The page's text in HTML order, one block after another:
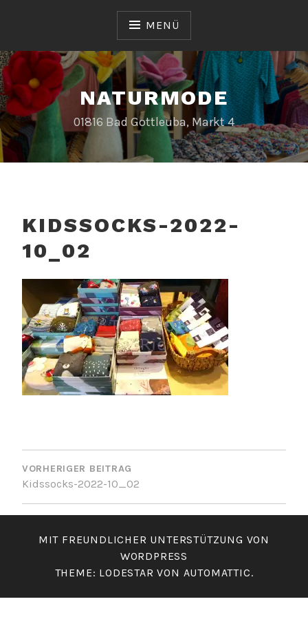
MENÜ
NATURMODE
01816 Bad Gottleuba, Markt 4
KIDSSOCKS-2022-
10_02
BEITRAGSNAVIGATION
VORHERIGER BEITRAG
Kidssocks-2022-10_02
MIT FREUNDLICHER UNTERSTÜTZUNG VON
WORDPRESS
THEME: LODESTAR VON AUTOMATTIC.